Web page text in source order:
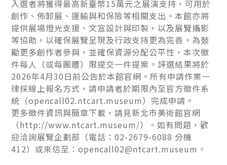
入選者將獲得最高新臺幣15萬元之展演支持，可用於
創作、佈卸展、運輸與和保險等相關支出。本館亦將
提供展場燈光支援、文宣設計與印製，以及展覽攝影
等協助，以確保展覽呈現及行政支持更為完善。為鼓
勵更多創作者參與，並確保資源分配公平性，本次徵
件每人（或每團體）限提交一件提案。評選結果將於
2026年4月30日前公告於本館官網。所有申請作業一
律採線上報名方式，請申請者於期限內至官方徵件系
統（opencall02.ntcart.museum）完成申請。
更多徵件資訊與簡章下載，請見新北市美術館官網
（http://www.ntcart.museum/）。如有問題，歡
迎洽詢展覽企劃部（電話：02-2679-6088 分機
412）或來信至：opencall02@ntcart.museum。